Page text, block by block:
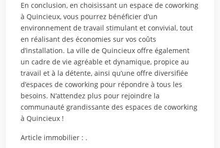
En conclusion, en choisissant un espace de coworking
à Quincieux, vous pourrez bénéficier d’un
environnement de travail stimulant et convivial, tout
en réalisant des économies sur vos coûts
d’installation. La ville de Quincieux offre également
un cadre de vie agréable et dynamique, propice au
travail et à la détente, ainsi qu’une offre diversifiée
d’espaces de coworking pour répondre à tous les
besoins. N’attendez plus pour rejoindre la
communauté grandissante des espaces de coworking
à Quincieux !
Article immobilier : .